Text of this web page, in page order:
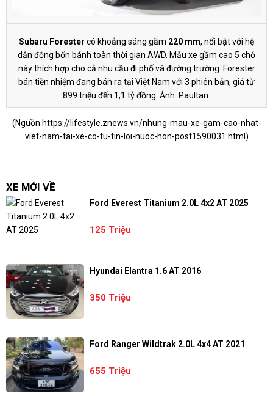
Subaru Forester có khoảng sáng gầm 220 mm, nổi bật với hệ
dẫn động bốn bánh toàn thời gian AWD. Mẫu xe gầm cao 5 chỗ
này thích hợp cho cả nhu cầu đi phố và đường trường. Forester
bán tiền nhiệm đang bán ra tại Việt Nam với 3 phiên bản, giá từ
899 triệu đến 1,1 tỷ đồng. Ảnh: Paultan.
(Nguồn https://lifestyle.znews.vn/nhung-mau-xe-gam-cao-nhat-
viet-nam-tai-xe-co-tu-tin-loi-nuoc-hon-post1590031.html )
XE MỚI VỀ
Ford Everest Titanium 2.0L 4x2 AT 2025
125 Triệu
Hyundai Elantra 1.6 AT 2016
350 Triệu
Ford Ranger Wildtrak 2.0L 4x4 AT 2021
655 Triệu